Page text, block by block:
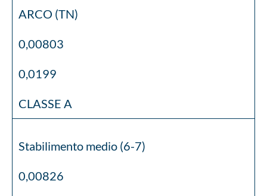
ARCO (TN)
0,00803
0,0199
CLASSE A
Stabilimento medio (6-7)
0,00826